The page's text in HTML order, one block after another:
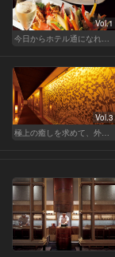
Vol.1
今日からホテル通になれる裏ワザ５選
Vol.3
極上の癒しを求めて、外さない日本の名宿